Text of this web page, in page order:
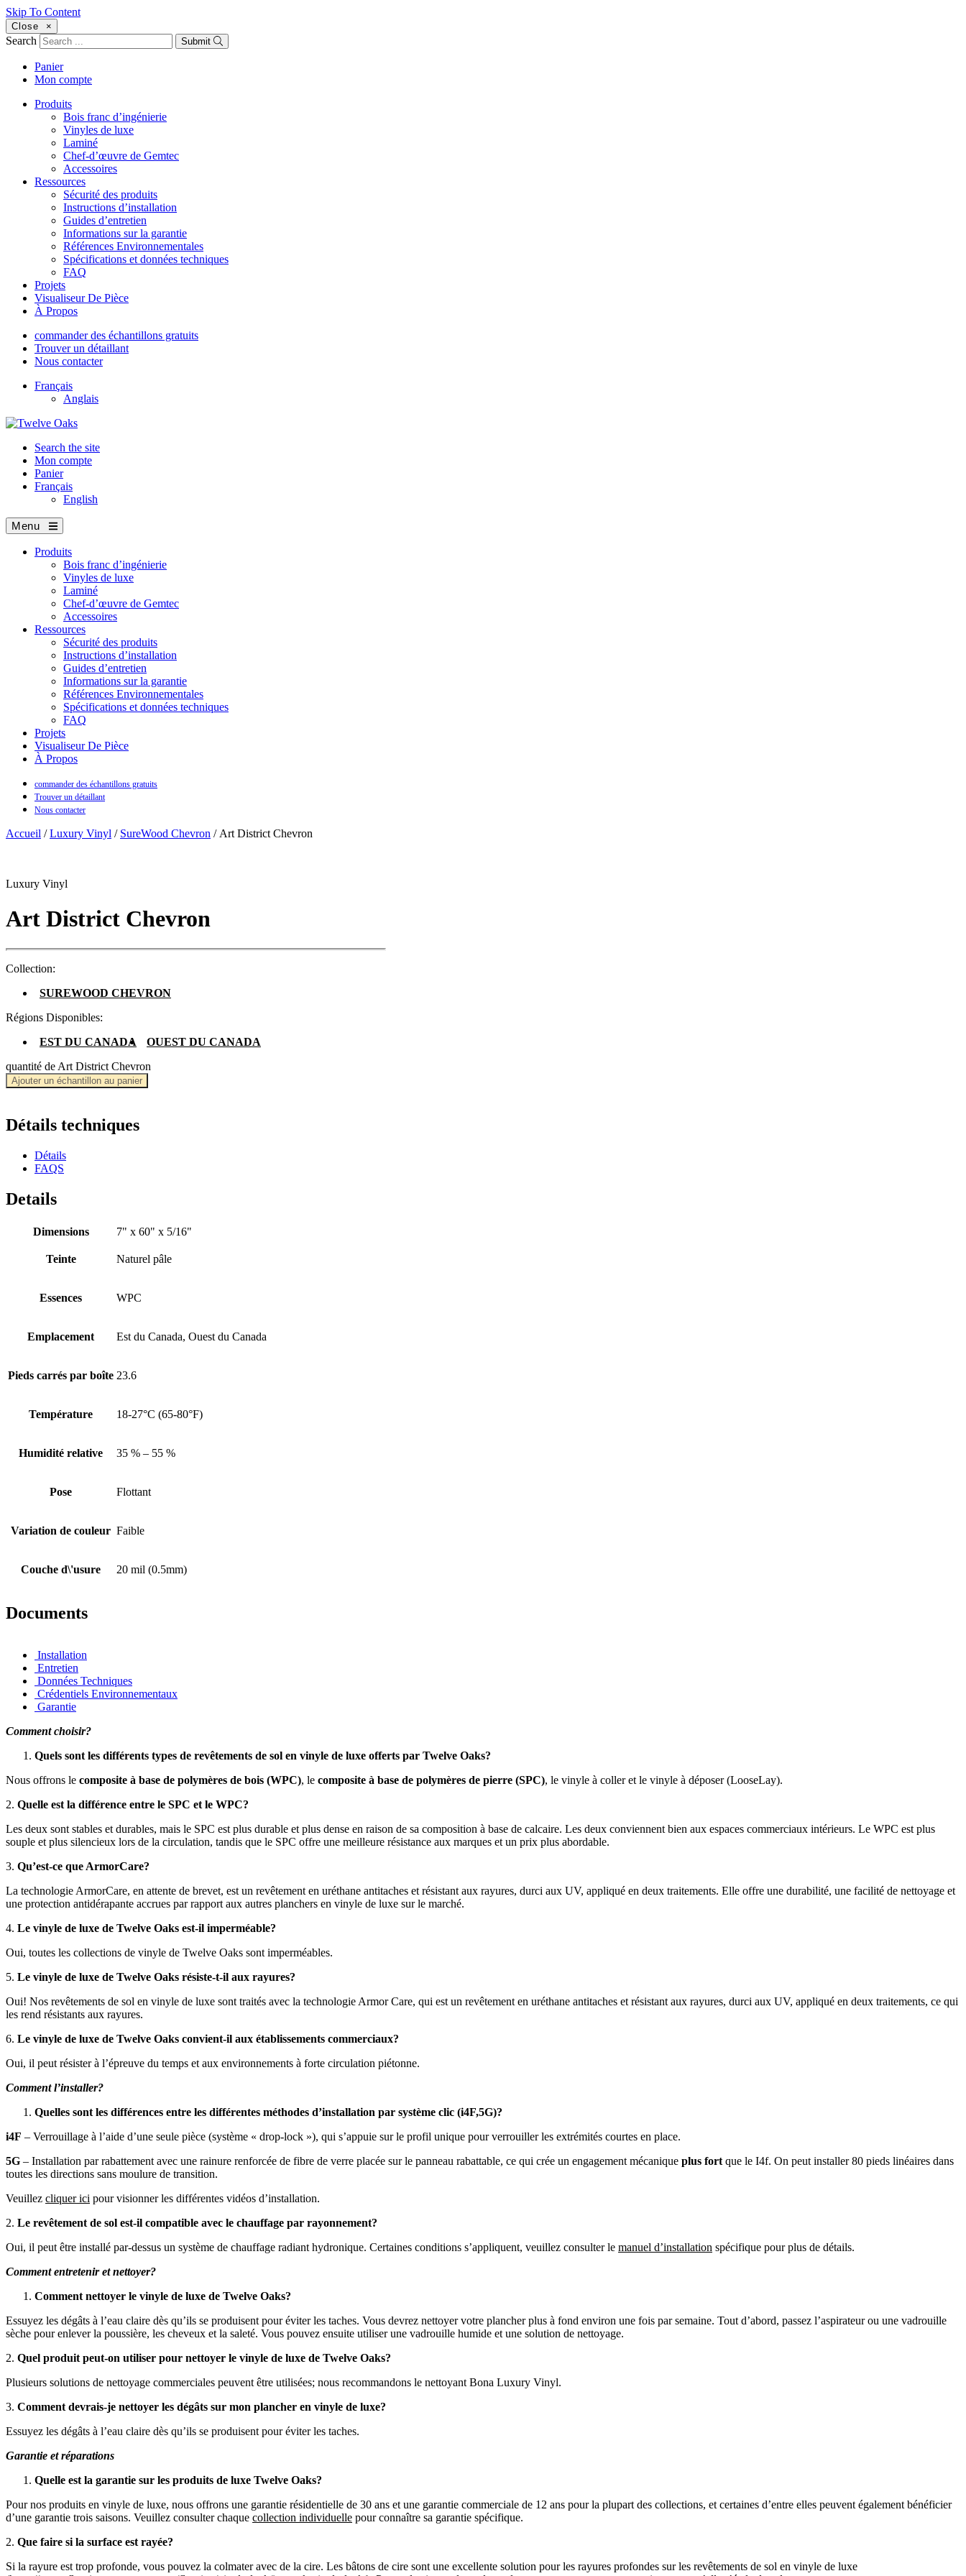
Skip To Content
Close ×
Search Submit
Panier
Mon compte
Produits
Bois franc d’ingénierie
Vinyles de luxe
Laminé
Chef-d’œuvre de Gemtec
Accessoires
Ressources
Sécurité des produits
Instructions d’installation
Guides d’entretien
Informations sur la garantie
Références Environnementales
Spécifications et données techniques
FAQ
Projets
Visualiseur De Pièce
À Propos
commander des échantillons gratuits
Trouver un détaillant
Nous contacter
Français
Anglais
Search the site
Mon compte
Panier
Français
English
Menu
Produits
Bois franc d’ingénierie
Vinyles de luxe
Laminé
Chef-d’œuvre de Gemtec
Accessoires
Ressources
Sécurité des produits
Instructions d’installation
Guides d’entretien
Informations sur la garantie
Références Environnementales
Spécifications et données techniques
FAQ
Projets
Visualiseur De Pièce
À Propos
commander des échantillons gratuits
Trouver un détaillant
Nous contacter
Accueil /Luxury Vinyl / SureWood Chevron / Art District Chevron
Luxury Vinyl
Art District Chevron
Collection:
SUREWOOD CHEVRON
Régions Disponibles:
EST DU CANADA
OUEST DU CANADA
quantité de Art District Chevron
Ajouter un échantillon au panier
Détails techniques
Détails
FAQS
Details
Dimensions 7" x 60" x 5/16"
Teinte Naturel pâle
Essences WPC
Emplacement Est du Canada, Ouest du Canada
Pieds carrés par boîte 23.6
Température 18-27°C (65-80°F)
Humidité relative 35 % – 55 %
Pose Flottant
Variation de couleur Faible
Couche d\'usure 20 mil (0.5mm)
Documents
Installation
Entretien
Données Techniques
Crédentiels Environnementaux
Garantie
Comment choisir?
Quels sont les différents types de revêtements de sol en vinyle de luxe offerts par Twelve Oaks?
Nous offrons le composite à base de polymères de bois (WPC), le composite à base de polymères de pierre (SPC), le vinyle à coller et le vinyle à déposer (LooseLay).
2. Quelle est la différence entre le SPC et le WPC?
Les deux sont stables et durables, mais le SPC est plus durable et plus dense en raison de sa composition à base de calcaire. Les deux conviennent bien aux espaces commerciaux intérieurs. Le WPC est plus
souple et plus silencieux lors de la circulation, tandis que le SPC offre une meilleure résistance aux marques et un prix plus abordable.
3. Qu’est-ce que ArmorCare?
La technologie ArmorCare, en attente de brevet, est un revêtement en uréthane antitaches et résistant aux rayures, durci aux UV, appliqué en deux traitements. Elle offre une durabilité, une facilité de nettoyage et
une protection antidérapante accrues par rapport aux autres planchers en vinyle de luxe sur le marché.
4. Le vinyle de luxe de Twelve Oaks est-il imperméable?
Oui, toutes les collections de vinyle de Twelve Oaks sont imperméables.
5. Le vinyle de luxe de Twelve Oaks résiste-t-il aux rayures?
Oui! Nos revêtements de sol en vinyle de luxe sont traités avec la technologie Armor Care, qui est un revêtement en uréthane antitaches et résistant aux rayures, durci aux UV, appliqué en deux traitements, ce qui
les rend résistants aux rayures.
6. Le vinyle de luxe de Twelve Oaks convient-il aux établissements commerciaux?
Oui, il peut résister à l’épreuve du temps et aux environnements à forte circulation piétonne.
Comment l’installer?
Quelles sont les différences entre les différentes méthodes d’installation par système clic (i4F,5G)?
i4F – Verrouillage à l’aide d’une seule pièce (système « drop-lock »), qui s’appuie sur le profil unique pour verrouiller les extrémités courtes en place.
5G – Installation par rabattement avec une rainure renforcée de fibre de verre placée sur le panneau rabattable, ce qui crée un engagement mécanique plus fort que le I4f. On peut installer 80 pieds linéaires dans
toutes les directions sans moulure de transition.
Veuillez cliquer ici pour visionner les différentes vidéos d’installation.
2. Le revêtement de sol est-il compatible avec le chauffage par rayonnement?
Oui, il peut être installé par-dessus un système de chauffage radiant hydronique. Certaines conditions s’appliquent, veuillez consulter le manuel d’installation spécifique pour plus de détails.
Comment entretenir et nettoyer?
Comment nettoyer le vinyle de luxe de Twelve Oaks?
Essuyez les dégâts à l’eau claire dès qu’ils se produisent pour éviter les taches. Vous devrez nettoyer votre plancher plus à fond environ une fois par semaine. Tout d’abord, passez l’aspirateur ou une vadrouille
sèche pour enlever la poussière, les cheveux et la saleté. Vous pouvez ensuite utiliser une vadrouille humide et une solution de nettoyage.
2. Quel produit peut-on utiliser pour nettoyer le vinyle de luxe de Twelve Oaks?
Plusieurs solutions de nettoyage commerciales peuvent être utilisées; nous recommandons le nettoyant Bona Luxury Vinyl.
3. Comment devrais-je nettoyer les dégâts sur mon plancher en vinyle de luxe?
Essuyez les dégâts à l’eau claire dès qu’ils se produisent pour éviter les taches.
Garantie et réparations
Quelle est la garantie sur les produits de luxe Twelve Oaks?
Pour nos produits en vinyle de luxe, nous offrons une garantie résidentielle de 30 ans et une garantie commerciale de 12 ans pour la plupart des collections, et certaines d’entre elles peuvent également bénéficier
d’une garantie trois saisons. Veuillez consulter chaque collection individuelle pour connaître sa garantie spécifique.
2. Que faire si la surface est rayée?
Si la rayure est trop profonde, vous pouvez la colmater avec de la cire. Les bâtons de cire sont une excellente solution pour les rayures profondes sur les revêtements de sol en vinyle de luxe